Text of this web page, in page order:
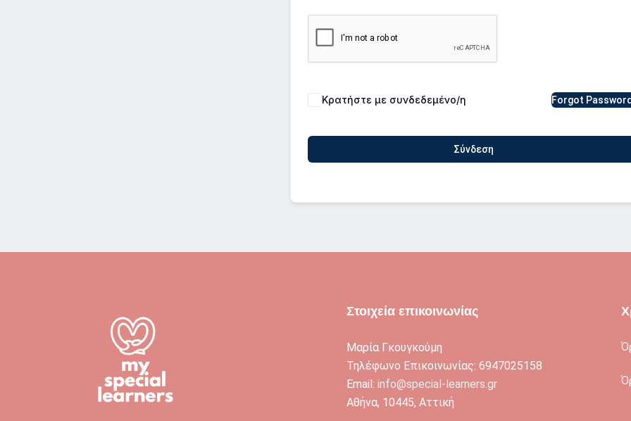
Κρατήστε με συνδεδεμένο/η Forgot
Σύνδεση
Στοιχεία επικοινωνίας
Μαρία Γκουγκούμη
Τηλέφωνο Επικοινωνίας: 6947025158
Email: info@special-learners.gr
Αθήνα, 10445, Αττική